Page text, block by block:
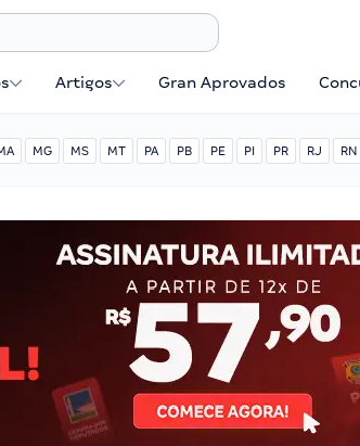
Artigos Gran Aprovados
MG MS MT PA PB PE PI PR RJ RN